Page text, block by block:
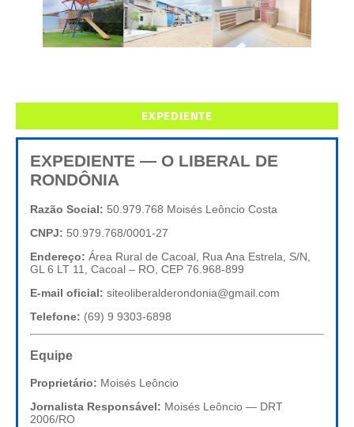
EXPEDIENTE
EXPEDIENTE — O LIBERAL DE
RONDÔNIA
Razão Social: 50.979.768 Moisés Leôncio Costa
CNPJ: 50.979.768/0001-27
Endereço: Área Rural de Cacoal, Rua Ana Estrela, S/N,
GL 6 LT 11, Cacoal – RO, CEP 76.968-899
E-mail oficial: siteoliberalderondonia@gmail.com
Telefone: (69) 9 9303-6898
Equipe
Proprietário: Moisés Leôncio
Jornalista Responsável: Moisés Leôncio — DRT
2006/RO